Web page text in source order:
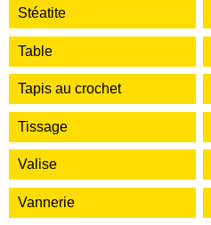
Stéatite
Table
Tapis au crochet
Tissage
Valise
Vannerie